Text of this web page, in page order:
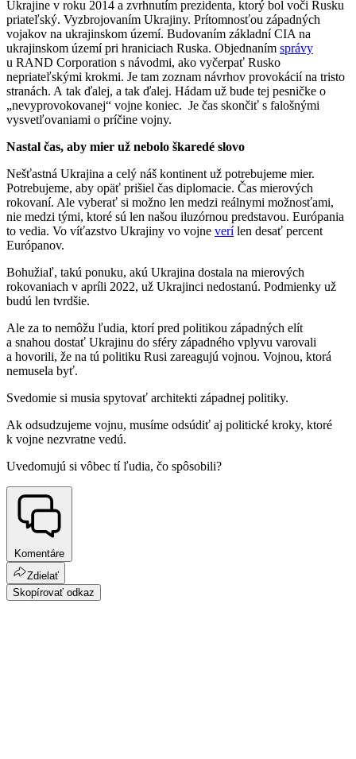
Ukrajine v roku 2014 a zvrhnutím prezidenta, ktorý bol voči Rusku
priateľský. Vyzbrojovaním Ukrajiny. Prítomnosťou západných
vojakov na ukrajinskom území. Budovaním základní CIA na
ukrajinskom území pri hraniciach Ruska. Objednaním správy
u RAND Corporation s návodmi, ako vyčerpať Rusko
nepriateľskými krokmi. Je tam zoznam návrhov provokácií na tristo
stranách. A tak ďalej, a tak ďalej. Hádam už bude tej pesničke o
„nevyprovokovanej“ vojne koniec. Je čas skončiť s falošnými
vysvetľovaniami o príčine vojny.
Nastal čas, aby mier už nebolo škaredé slovo
Nešťastná Ukrajina a celý náš kontinent už potrebujeme mier.
Potrebujeme, aby opäť prišiel čas diplomacie. Čas mierových
rokovaní. Ale vyberať si možno len medzi reálnymi možnosťami,
nie medzi tými, ktoré sú len našou iluzórnou predstavou. Európania
to vedia. Vo víťazstvo Ukrajiny vo vojne verílen desať percent
Európanov.
Bohužiaľ, takú ponuku, akú Ukrajina dostala na mierových
rokovaniach v apríli 2022, už Ukrajinci nedostanú. Podmienky už
budú len tvrdšie.
Ale za to nemôžu ľudia, ktorí pred politikou západných elít
a snahou dostať Ukrajinu do sféry západného vplyvu varovali
a hovorili, že na tú politiku Rusi zareagujú vojnou. Vojnou, ktorá
nemusela byť.
Svedomie si musia spytovať architekti západnej politiky.
Ak odsudzujeme vojnu, musíme odsúdiť aj politické kroky, ktoré
k vojne nezvratne vedú.
Uvedomujú si vôbec tí ľudia, čo spôsobili?
Komentáre
Zdielať
Skopírovať odkaz